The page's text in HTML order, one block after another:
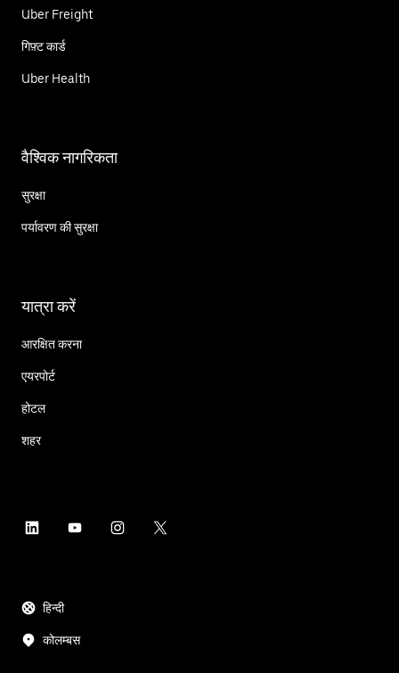
Uber Freight
गिफ़्ट कार्ड
Uber Health
वैश्विक नागरिकता
सुरक्षा
पर्यावरण की सुरक्षा
यात्रा करें
आरक्षित करना
एयरपोर्ट
होटल
शहर
हिन्दी
कोलम्बस